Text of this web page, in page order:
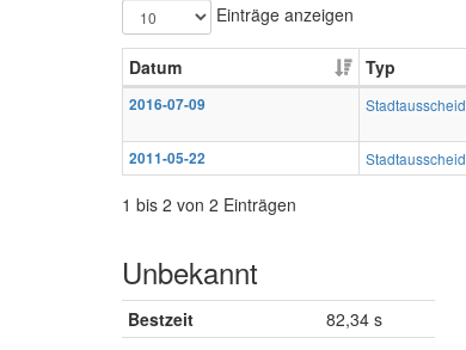
Einträge anzeigen
Datum Typ
2016-07-09 Stadtausscheid
2011-05-22 Stadtausscheid
1 bis 2 von 2 Einträgen
Unbekannt
Bestzeit
82,34 s